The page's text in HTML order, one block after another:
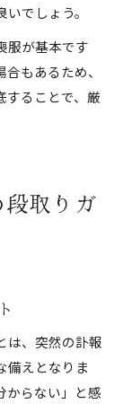
でしょう。
服が基本です
もあるため、
することで、厳
取りガ
は、突然の訃報
備えとなりま
からない」と感